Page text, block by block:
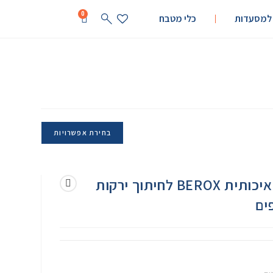
למסעדות כלי מטבח 0
בחירת אפשרויות
סכין רב שימושית ואיכותית BEROX לחיתוך ירקות